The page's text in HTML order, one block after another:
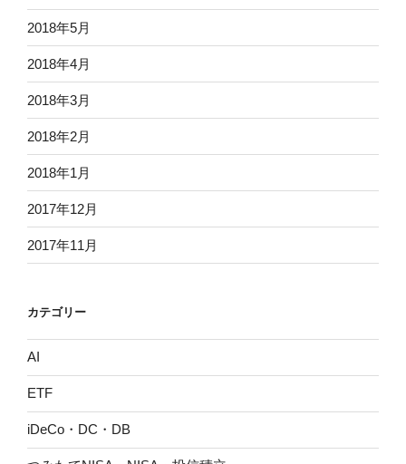
2018年5月
2018年4月
2018年3月
2018年2月
2018年1月
2017年12月
2017年11月
カテゴリー
AI
ETF
iDeCo・DC・DB